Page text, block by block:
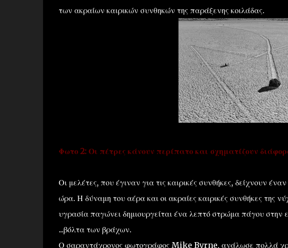
των ακραίων καιρικών συνθηκών της παράξενης κοιλάδας.
Φωτο 2: Οι πέτρες κάνουν περίπατο και σχηματίζουν
Οι μελέτες, που έγιναν για τις καιρικές συνθήκες, δείχνουν
ώρα. Η δύναμη του αέρα και οι ακραίες καιρικές συνθήκες της
υγρασία παγώνει δημιουργείται ένα λεπτό στρώμα πάγου στην
...βόλτα των βράχων.
Ο σαραντάχρονος φωτογράφος Mike Byrne, ανάλωσε πολλά